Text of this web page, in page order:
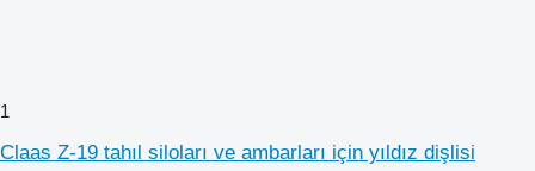
1
Claas Z-19 tahıl siloları ve ambarları için yıldız dişlisi